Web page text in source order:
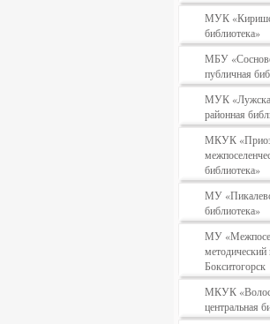
МУК
библиотека»
МБУ
публичная
МУК
районная
МКУК
библиотека»
МУ
библиотека»
МУ
методический
Бокситогорск
МКУК
центральная